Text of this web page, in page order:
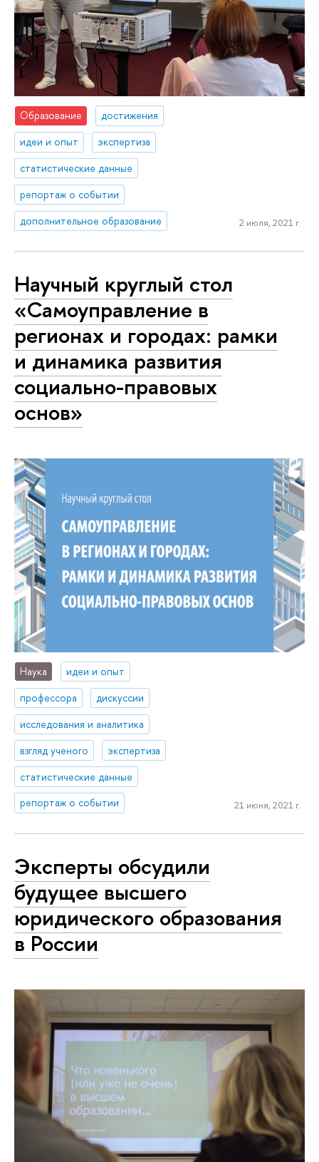
Образование
достижения
идеи и опыт
экспертиза
статистические данные
репортаж о событии
дополнительное образование
2 июля, 2021 г.
Научный круглый стол
«Самоуправление в
регионах и городах: рамки
и динамика развития
социально-правовых
основ»
Наука
идеи и опыт
профессора
дискуссии
исследования и аналитика
взгляд ученого
экспертиза
статистические данные
репортаж о событии
21 июня, 2021 г.
Эксперты обсудили
будущее высшего
юридического образования
в России